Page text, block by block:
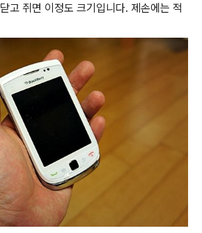
고 쥐면 이정도 크기입니다. 제손에는 적